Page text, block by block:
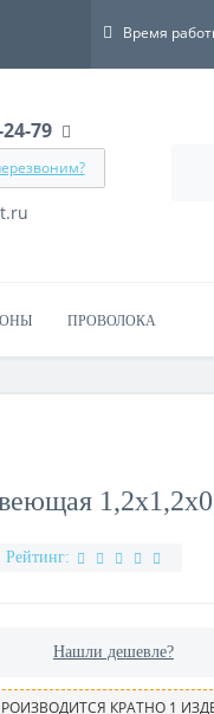
Время
79
ПРОВОЛОКА
Рейтинг:
Нашли дешевле?
КРАТНО 1